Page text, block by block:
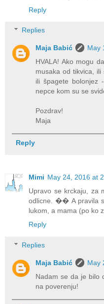
Reply
Replies
Maja Babić
May
HVALA! Ako mogu
musaka od tikvica,
ili špagete bolonjez
nepce kom su se
Pozdrav!
Maja
Reply
Mimi May 24, 2016 at
Upravo se krckaju, za
odlicne. �� A pravila
lukom, a mama (po
Reply
Replies
Maja Babić
May
Nadam se da je bilo
na poverenju!